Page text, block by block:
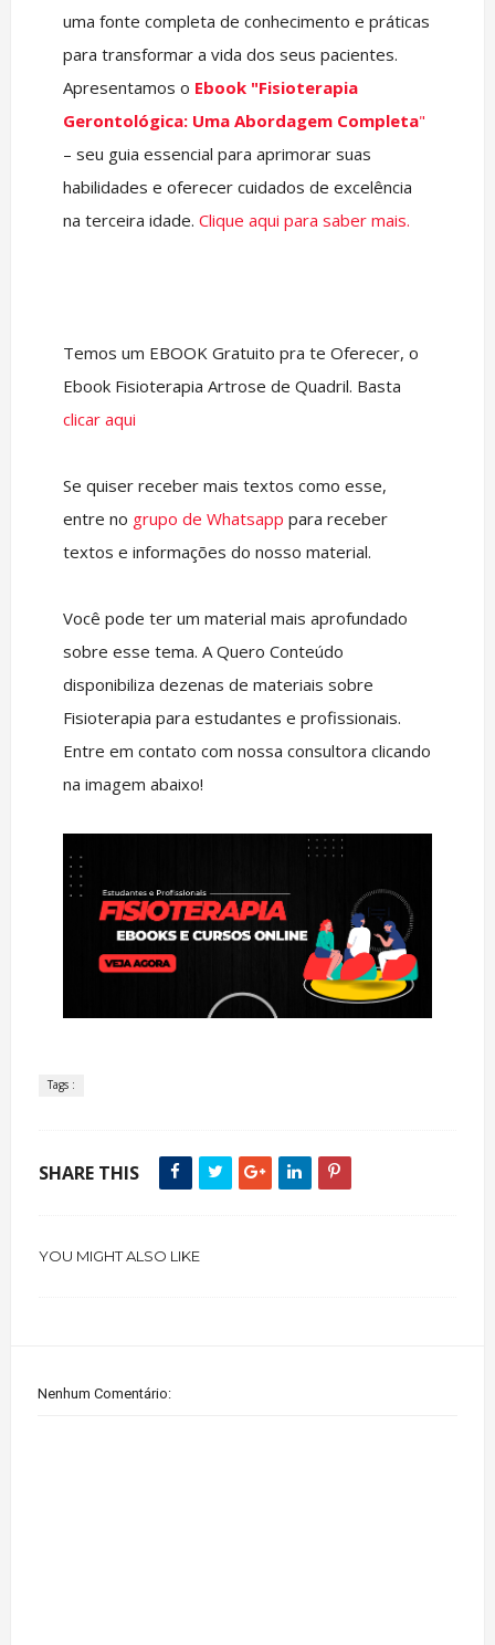
uma fonte completa de conhecimento e práticas
para transformar a vida dos seus pacientes.
Apresentamos o Ebook "Fisioterapia
Gerontológica: Uma Abordagem Completa"
– seu guia essencial para aprimorar suas
habilidades e oferecer cuidados de excelência
na terceira idade. Clique aqui para saber mais.
Temos um EBOOK Gratuito pra te Oferecer, o
Ebook Fisioterapia Artrose de Quadril. Basta
clicar aqui
Se quiser receber mais textos como esse,
entre no grupo de Whatsapp para receber
textos e informações do nosso material.
Você pode ter um material mais aprofundado
sobre esse tema. A Quero Conteúdo
disponibiliza dezenas de materiais sobre
Fisioterapia para estudantes e profissionais.
Entre em contato com nossa consultora clicando
na imagem abaixo!
Tags :
SHARE THIS
YOU MIGHT ALSO LIKE
Nenhum Comentário: